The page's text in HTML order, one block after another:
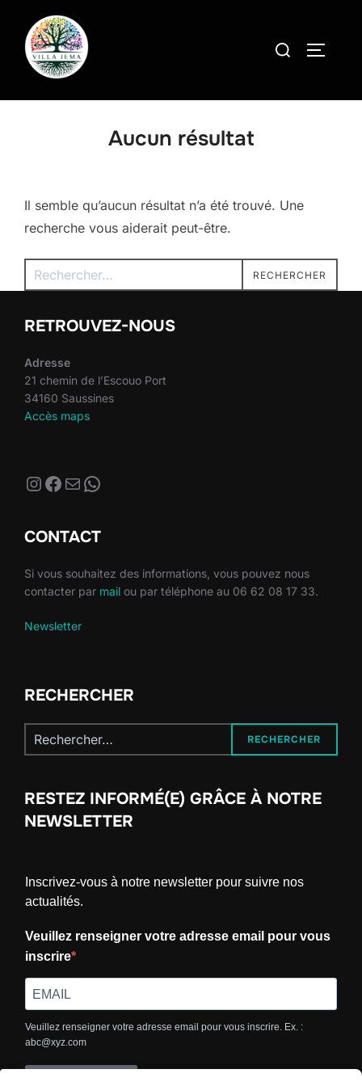
contenu
Rechercher :
Aucun résultat
Il semble qu’aucun résultat n’a été trouvé. Une
recherche vous aiderait peut-être.
Recherche
pour :
RECHERCHER
RETROUVEZ-NOUS
Adresse
21 chemin de l’Escouo Port
34160 Saussines
Accès maps
Instagram
Facebook
E-mailWhatsApp
CONTACT
Si vous souhaitez des informations, vous pouvez nous
contacter par mail ou par téléphone au 06 62 08 17 33.
Newsletter
RECHERCHER
pour :
RECHERCHER
RESTEZ INFORMÉ(E) GRÂCE À NOTRE
NEWSLETTER
Inscrivez-vous à notre newsletter pour suivre nos
actualités.
Veuillez renseigner votre adresse email pour vous
inscrire
Veuillez renseigner votre adresse email pour vous inscrire. Ex. :
abc@xyz.com